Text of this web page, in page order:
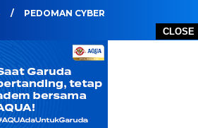
CLOSE
PEDOMAN CYBER
MEDIA NEWS